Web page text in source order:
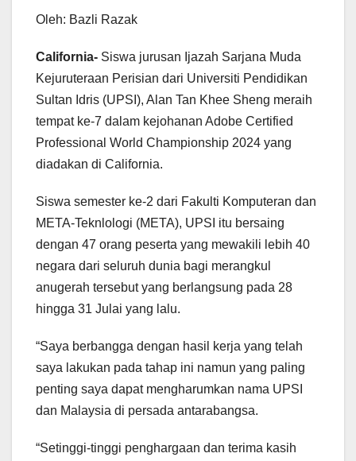
Oleh: Bazli Razak
California- Siswa jurusan Ijazah Sarjana Muda
Kejuruteraan Perisian dari Universiti Pendidikan
Sultan Idris (UPSI), Alan Tan Khee Sheng meraih
tempat ke-7 dalam kejohanan Adobe Certified
Professional World Championship 2024 yang
diadakan di California.
Siswa semester ke-2 dari Fakulti Komputeran dan
META-Teknlologi (META), UPSI itu bersaing
dengan 47 orang peserta yang mewakili lebih 40
negara dari seluruh dunia bagi merangkul
anugerah tersebut yang berlangsung pada 28
hingga 31 Julai yang lalu.
“Saya berbangga dengan hasil kerja yang telah
saya lakukan pada tahap ini namun yang paling
penting saya dapat mengharumkan nama UPSI
dan Malaysia di persada antarabangsa.
“Setinggi-tinggi penghargaan dan terima kasih